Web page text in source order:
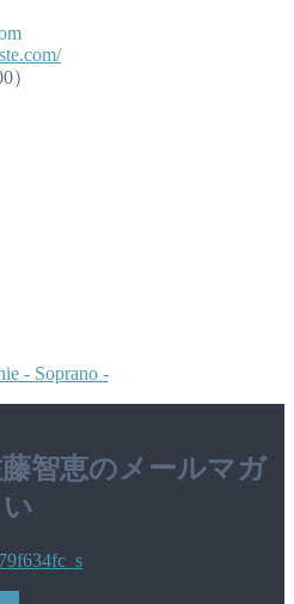
）
- Soprano -
智恵のメールマガ